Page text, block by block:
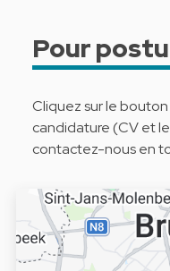
Pour
Cliquez sur le
candidature (CV et
contactez-nous en